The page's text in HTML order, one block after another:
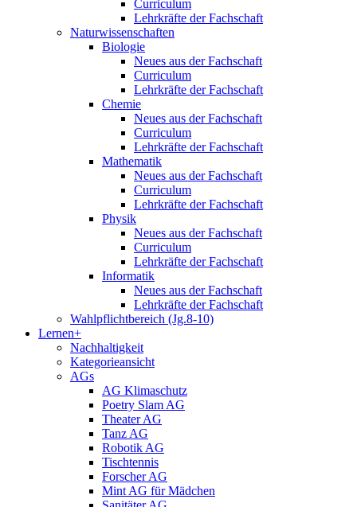
Curriculum
Lehrkräfte der Fachschaft
Naturwissenschaften
Biologie
Neues aus der Fachschaft
Curriculum
Lehrkräfte der Fachschaft
Chemie
Neues aus der Fachschaft
Curriculum
Lehrkräfte der Fachschaft
Mathematik
Neues aus der Fachschaft
Curriculum
Lehrkräfte der Fachschaft
Physik
Neues aus der Fachschaft
Curriculum
Lehrkräfte der Fachschaft
Informatik
Neues aus der Fachschaft
Lehrkräfte der Fachschaft
Wahlpflichtbereich (Jg.8-10)
Lernen+
Nachhaltigkeit
Kategorieansicht
AGs
AG Klimaschutz
Poetry Slam AG
Theater AG
Tanz AG
Robotik AG
Tischtennis
Forscher AG
Mint AG für Mädchen